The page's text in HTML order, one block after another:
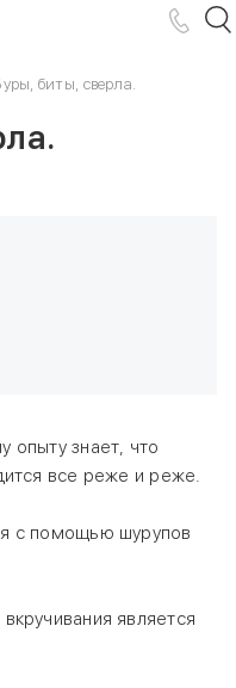
биты, сверла.
опыту знает, что
все реже и реже.
с помощью шурупов
является